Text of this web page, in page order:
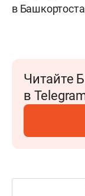
в
Читайте
в